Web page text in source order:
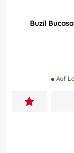
Buzil
Auf